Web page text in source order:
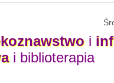
i
i biblioterapia